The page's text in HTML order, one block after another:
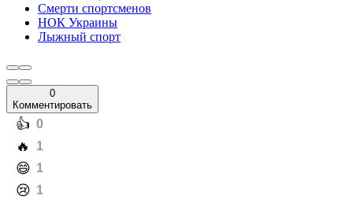
Смерти спортсменов
НОК Украины
Лыжный спорт
0
Комментировать
️👍 0
️🔥 1
️😄 1
️😢 1